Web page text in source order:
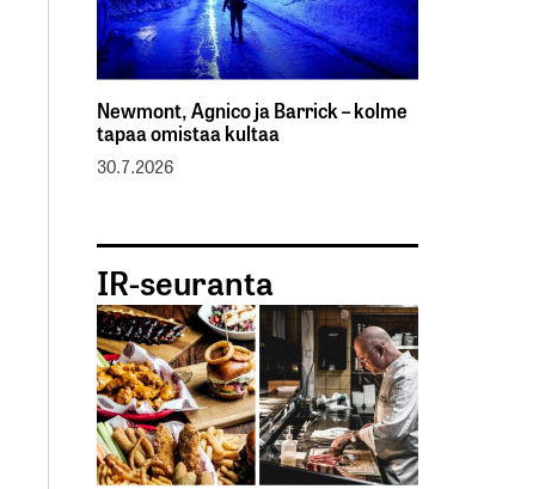
Newmont, Agnico ja Barrick – kolme
tapaa omistaa kultaa
30.7.2026
IR-seuranta